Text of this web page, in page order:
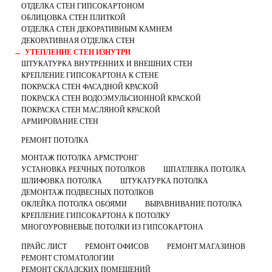
ОТДЕЛКА СТЕН ГИПСОКАРТОНОМ
ОБЛИЦОВКА СТЕН ПЛИТКОЙ
ОТДЕЛКА СТЕН ДЕКОРАТИВНЫМ КАМНЕМ
ДЕКОРАТИВНАЯ ОТДЕЛКА СТЕН
УТЕПЛЕНИЕ СТЕН ИЗНУТРИ
ШТУКАТУРКА ВНУТРЕННИХ И ВНЕШНИХ СТЕН
КРЕПЛЕНИЕ ГИПСОКАРТОНА К СТЕНЕ
ПОКРАСКА СТЕН ФАСАДНОЙ КРАСКОЙ
ПОКРАСКА СТЕН ВОДОЭМУЛЬСИОННОЙ КРАСКОЙ
ПОКРАСКА СТЕН МАСЛЯНОЙ КРАСКОЙ
АРМИРОВАНИЕ СТЕН
РЕМОНТ ПОТОЛКА
МОНТАЖ ПОТОЛКА АРМСТРОНГ
УСТАНОВКА РЕЕЧНЫХ ПОТОЛКОВ
ШПАТЛЕВКА ПОТОЛКА
ШЛИФОВКА ПОТОЛКА
ШТУКАТУРКА ПОТОЛКА
ДЕМОНТАЖ ПОДВЕСНЫХ ПОТОЛКОВ
ОКЛЕЙКА ПОТОЛКА ОБОЯМИ
ВЫРАВНИВАНИЕ ПОТОЛКА
КРЕПЛЕНИЕ ГИПСОКАРТОНА К ПОТОЛКУ
МНОГОУРОВНЕВЫЕ ПОТОЛКИ ИЗ ГИПСОКАРТОНА
ПРАЙС ЛИСТ РЕМОНТ ОФИСОВ
РЕМОНТ МАГАЗИНОВ
РЕМОНТ СТОМАТОЛОГИИ
РЕМОНТ СКЛАДСКИХ ПОМЕЩЕНИЙ